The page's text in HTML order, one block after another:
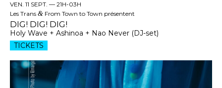
VEN. 11 SEPT. — 21H-03H
Les Trans & From Town to Town présentent
DIG! DIG! DIG!
Holy Wave + Ashinoa + Nao Never (DJ-set)
TICKETS